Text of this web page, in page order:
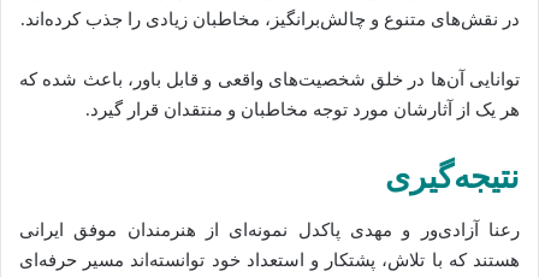
در نقش‌های متنوع و چالش‌برانگیز، مخاطبان زیادی را جذب کرده‌اند.
توانایی آن‌ها در خلق شخصیت‌های واقعی و قابل باور، باعث شده‌ که
هر یک از آثارشان مورد توجه مخاطبان و منتقدان قرار گیرد.
نتیجه‌گیری
رعنا آزادی‌ور و مهدی پاکدل نمونه‌ای از هنرمندان موفق ایرانی
هستند که با تلاش، پشتکار و استعداد خود توانسته‌اند مسیر حرفه‌ای